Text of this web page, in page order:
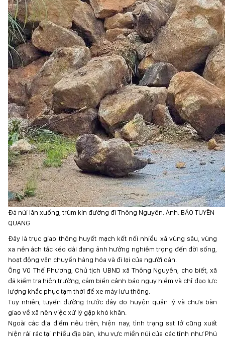
Đá núi lăn xuống, trùm kín đường đi Thông Nguyên. Ảnh: BÁO TUYÊN
QUANG
Đây là trục giao thông huyết mạch kết nối nhiều xã vùng sâu, vùng
xa nên ách tắc kéo dài đang ảnh hưởng nghiêm trọng đến đời sống,
hoạt động vận chuyển hàng hóa và đi lại của người dân.
Ông Vũ Thế Phương, Chủ tịch UBND xã Thông Nguyên, cho biết, xã
đã kiểm tra hiện trường, cắm biển cảnh báo nguy hiểm và chỉ đạo lực
lượng khắc phục tạm thời để xe máy lưu thông.
Tuy nhiên, tuyến đường trước đây do huyện quản lý và chưa bàn
giao về xã nên việc xử lý gặp khó khăn.
Ngoài các địa điểm nêu trên, hiện nay, tình trạng sạt lở cũng xuất
hiện rải rác tại nhiều địa bàn, khu vực miền núi của các tỉnh như Phú